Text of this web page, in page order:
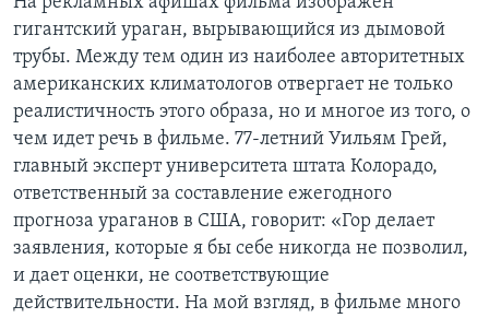
Языки
гигантский ураган, вырывающийся из дымовой
трубы. Между тем один из наиболее авторитетных
американских климатологов отвергает не только
реалистичность этого образа, но и многое из того, о
чем идет речь в фильме. 77-летний Уильям Грей,
главный эксперт университета штата Колорадо,
ответственный за составление ежегодного
прогноза ураганов в США, говорит: «Гор делает
заявления, которые я бы себе никогда не позволил,
и дает оценки, не соответствующие
действительности. На мой взгляд, в фильме много